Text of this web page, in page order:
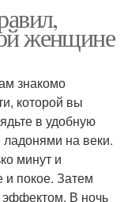
женщине
знакомо
которой вы
в удобную
ладонями на веки.
минут и
и покое. Затем
эффектом. В ночь